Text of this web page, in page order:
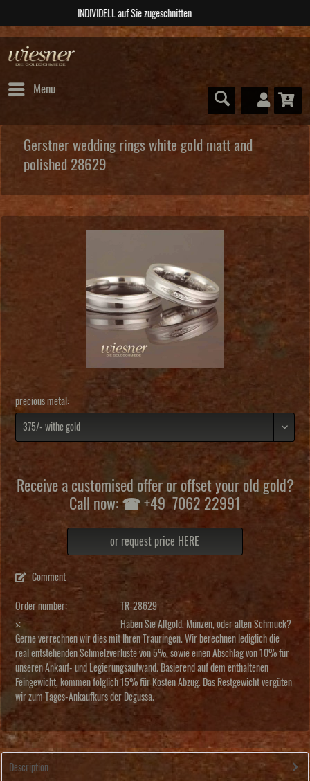
ABSOLUTE Unikate
Menu
Gerstner wedding rings white gold matt and
polished 28629
precious metal:
Receive a customised offer or offset your old gold?
Call now: ☎ +49 7062 22991
or request price HERE
Comment
Order number:
TR-28629
>:
Haben Sie Altgold, Münzen, oder alten Schmuck?
Gerne verrechnen wir dies mit Ihren Trauringen. Wir berechnen lediglich die
real entstehenden Schmelzverluste von 5%, sowie einen Abschlag von 10% für
unseren Ankauf- und Legierungsaufwand. Basierend auf dem enthaltenen
Feingewicht, kommen folglich 15% für Kosten Abzug. Das Restgewicht vergüten
wir zum Tages-Ankaufkurs der Degussa.
Description